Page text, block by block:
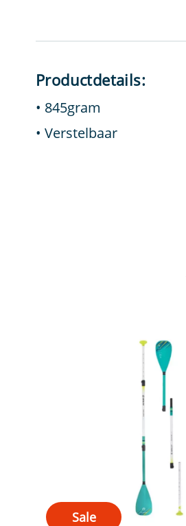
Productdetails:
845gram
Verstelbaar
Sale